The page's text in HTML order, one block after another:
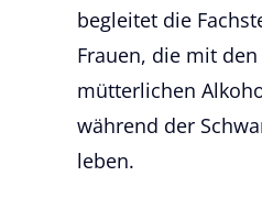
begleitet die
Frauen, die mit den
mütterlichen
während der
leben.